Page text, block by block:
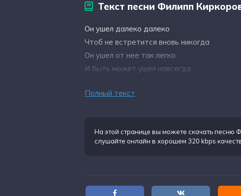
Текст песни Филипп
Он ушел далеко далеко
Чтоб не встретится вновь никогда
Он ушел от нее так легко
И быть может ушел навсегда
Было море огней и цветов
Почему одинокая нежная
Слезы прячет свои
Верить больше не хочется
Полный текст
На этой странице вы можете скачать песню
слушайте онлайн в хорошем 320 kbps